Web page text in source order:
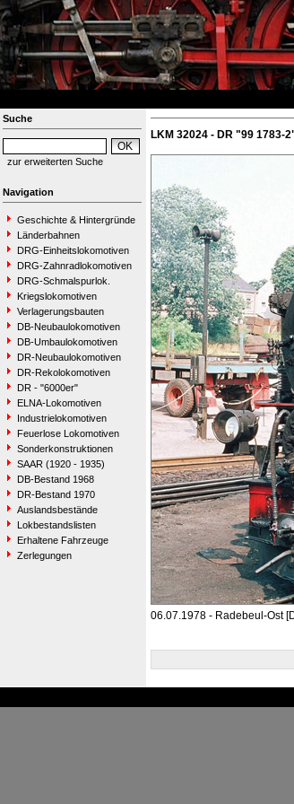
Suche
zur erweiterten Suche
Navigation
Geschichte & Hintergründe
Länderbahnen
DRG-Einheitslokomotiven
DRG-Zahnradlokomotiven
DRG-Schmalspurlok.
Kriegslokomotiven
Verlagerungsbauten
DB-Neubaulokomotiven
DB-Umbaulokomotiven
DR-Neubaulokomotiven
DR-Rekolokomotiven
DR - "6000er"
ELNA-Lokomotiven
Industrielokomotiven
Feuerlose Lokomotiven
Sonderkonstruktionen
SAAR (1920 - 1935)
DB-Bestand 1968
DR-Bestand 1970
Auslandsbestände
Lokbestandslisten
Erhaltene Fahrzeuge
Zerlegungen
LKM 32024 - DR "99 1783-
06.07.1978 - Radebeul-Ost